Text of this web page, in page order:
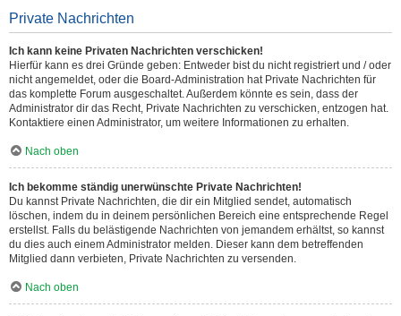
Private Nachrichten
Ich kann keine Privaten Nachrichten verschicken!
Hierfür kann es drei Gründe geben: Entweder bist du nicht registriert und / oder
nicht angemeldet, oder die Board-Administration hat Private Nachrichten für
das komplette Forum ausgeschaltet. Außerdem könnte es sein, dass der
Administrator dir das Recht, Private Nachrichten zu verschicken, entzogen hat.
Kontaktiere einen Administrator, um weitere Informationen zu erhalten.
Nach oben
Ich bekomme ständig unerwünschte Private Nachrichten!
Du kannst Private Nachrichten, die dir ein Mitglied sendet, automatisch
löschen, indem du in deinem persönlichen Bereich eine entsprechende Regel
erstellst. Falls du belästigende Nachrichten von jemandem erhältst, so kannst
du dies auch einem Administrator melden. Dieser kann dem betreffenden
Mitglied dann verbieten, Private Nachrichten zu versenden.
Nach oben